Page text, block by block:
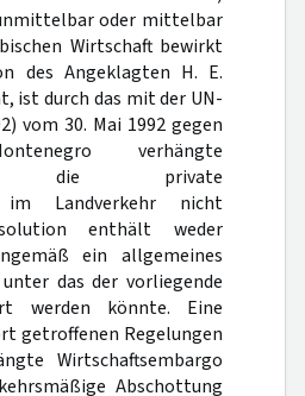
oder mittelbar
Wirtschaft bewirkt
des Angeklagten H. E.
ist durch das mit der UN-
vom 30. Mai 1992 gegen
verhängte
die private
im Landverkehr nicht
enthält weder
ein allgemeines
das der vorliegende
werden könnte. Eine
getroffenen Regelungen
Wirtschaftsembargo
Abschottung